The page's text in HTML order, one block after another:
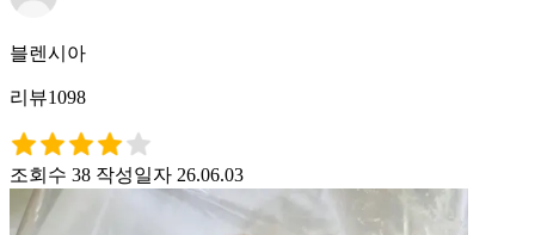
블렌시아
리뷰1098
조회수 38 작성일자 26.06.03